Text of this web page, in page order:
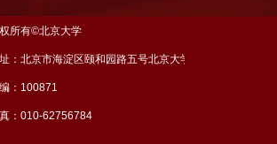
所有©北京大学
：北京市海淀区颐和园路五号北京大学理科五号楼三层
：100871
：010-62756784